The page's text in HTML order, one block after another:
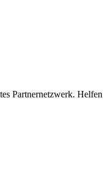
Partnernetzwerk.